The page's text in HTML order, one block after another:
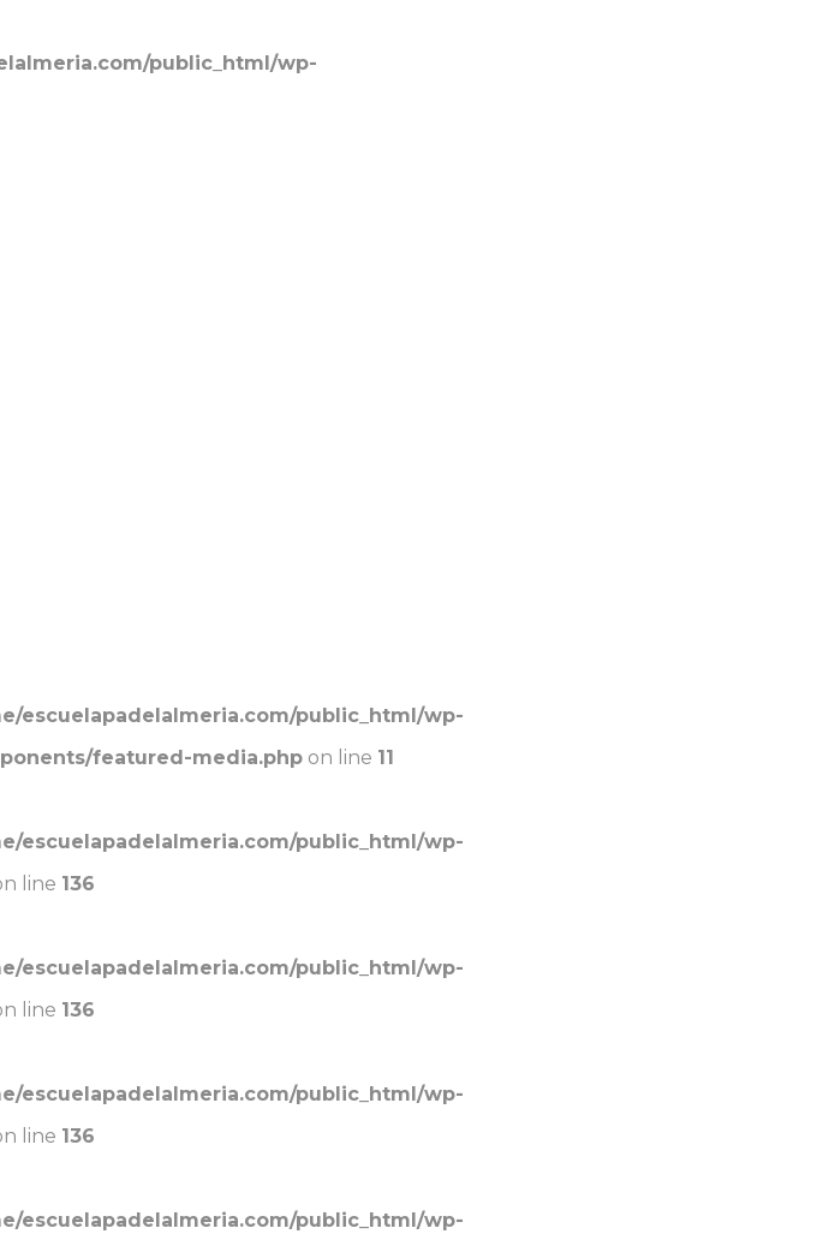
public_html/wp-
escuelapadelalmeria.com/public_html/wp-
featured-media.php on line 11
escuelapadelalmeria.com/public_html/wp-
line 136
escuelapadelalmeria.com/public_html/wp-
line 136
escuelapadelalmeria.com/public_html/wp-
line 136
escuelapadelalmeria.com/public_html/wp-